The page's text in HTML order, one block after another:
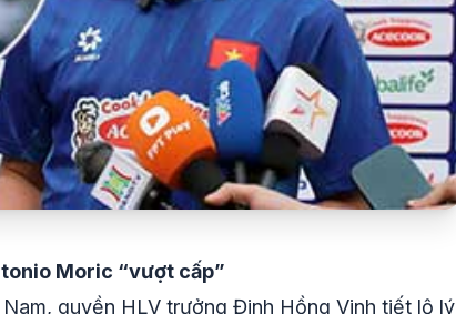
Moric “vượt cấp”
quyền HLV trưởng Đinh Hồng Vinh tiết lộ lý